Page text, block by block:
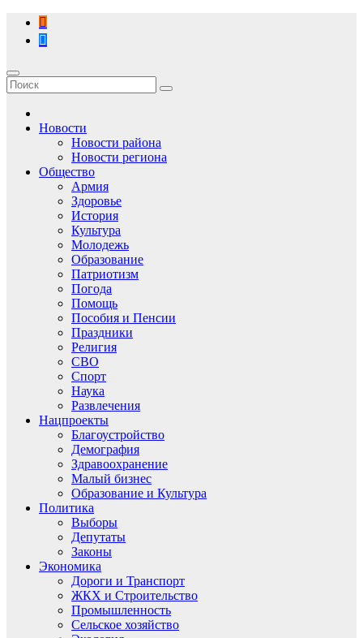
Перейти
содержимому
Новости
Новости района
Новости региона
Общество
Армия
Здоровье
История
Культура
Молодежь
Образование
Патриотизм
Погода
Помощь
Пособия и Пенсии
Праздники
Религия
СВО
Спорт
Наука
Развлечения
Нацпроекты
Благоустройство
Демография
Здравоохранение
Малый бизнес
Образование и Культура
Политика
Выборы
Депутаты
Законы
Экономика
Дороги и Транспорт
ЖКХ и Строительство
Промышленность
Сельское хозяйство